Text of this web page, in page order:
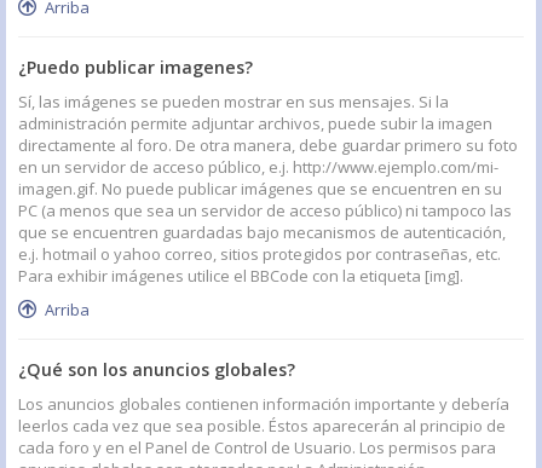
Arriba
¿Puedo publicar imagenes?
Sí, las imágenes se pueden mostrar en sus mensajes. Si la
administración permite adjuntar archivos, puede subir la imagen
directamente al foro. De otra manera, debe guardar primero su foto
en un servidor de acceso público, e.j. http://www.ejemplo.com/mi-
imagen.gif. No puede publicar imágenes que se encuentren en su
PC (a menos que sea un servidor de acceso público) ni tampoco las
que se encuentren guardadas bajo mecanismos de autenticación,
e.j. hotmail o yahoo correo, sitios protegidos por contraseñas, etc.
Para exhibir imágenes utilice el BBCode con la etiqueta [img].
Arriba
¿Qué son los anuncios globales?
Los anuncios globales contienen información importante y debería
leerlos cada vez que sea posible. Éstos aparecerán al principio de
cada foro y en el Panel de Control de Usuario. Los permisos para